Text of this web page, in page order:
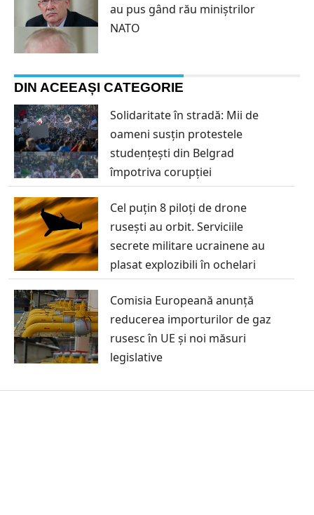
au pus gând rău miniștrilor
NATO
DIN ACEEAȘI CATEGORIE
Solidaritate în stradă: Mii de
oameni susțin protestele
studențești din Belgrad
împotriva corupției
Cel puțin 8 piloți de drone
rusești au orbit. Serviciile
secrete militare ucrainene au
plasat explozibili în ochelari
Comisia Europeană anunță
reducerea importurilor de gaz
rusesc în UE și noi măsuri
legislative